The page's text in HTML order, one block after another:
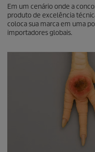
Em um cenário onde a
produto de excelência
coloca sua marca em uma
importadores globais.